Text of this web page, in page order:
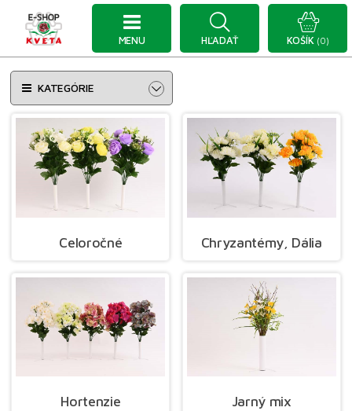
MENU HĽADAŤ KOŠÍK (0)
KATEGÓRIE
Celoročné Chryzantémy, Dália
Hortenzie Jarný mix